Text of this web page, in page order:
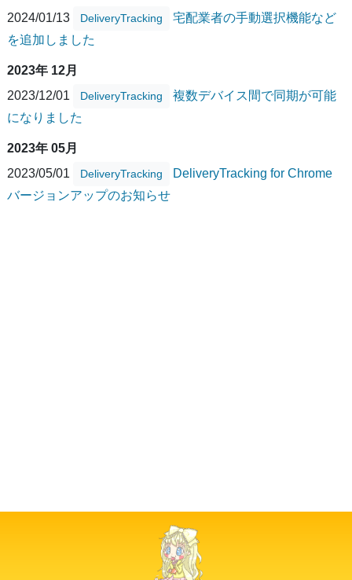
2024/01/13
DeliveryTracking
宅配業者の手動選択機能など
を追加しました
2023年 12月
2023/12/01
DeliveryTracking
複数デバイス間で同期が可能
になりました
2023年 05月
2023/05/01
DeliveryTracking
DeliveryTracking for Chrome
バージョンアップのお知らせ